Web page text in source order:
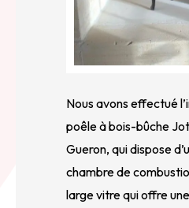
Nous avons effectué
poêle à bois-bûche
Gueron, qui dispose
chambre de
large vitre qui offre